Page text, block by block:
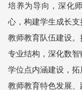
培养为导向，深化
心，构建学生成长
教师教育队伍建设
专业结构，深化数
学位点内涵建设，
教师教育特色发展、